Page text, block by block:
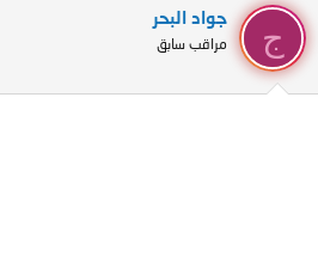
د
ئ
ل
م
خ
ل
ج
جواد البحر
مراقب سابق